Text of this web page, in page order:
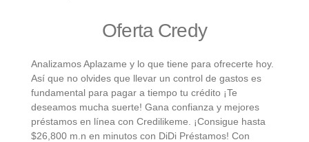
Oferta Credy
Analizamos Aplazame y lo que tiene para ofrecerte hoy.
Así que no olvides que llevar un control de gastos es
fundamental para pagar a tiempo tu crédito ¡Te
deseamos mucha suerte! Gana confianza y mejores
préstamos en línea con Credilikeme. ¡Consigue hasta
$26,800 m.n en minutos con DiDi Préstamos! Con